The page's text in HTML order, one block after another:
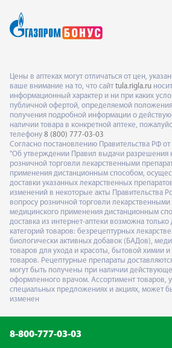
Цены в аптеках могут отличаться от цен,
ваше внимание на то, что сайт tula.rigla.ru
информационный характер и ни при каких
публичной офертой, определяемой
получения подробной информации о
наличии товара в конкретной аптеке,
телефону 8 (800) 777-03-03
Согласно постановлению Правительства РФ
"Об утверждении Правил выдачи разрешения
розничной торговли лекарственными
применения дистанционным способом,
доставки указанных лекарственных
изменений в некоторые акты Правительства
вопросу розничной торговли лекарственными
медицинского применения дистанционным
доставка из интернет-аптеки возможна
категорий товаров: безрецептурных
биологически активных добавок (БАДов),
товаров для ухода и красоты, бытовой химии
товаров. Рецептурные препараты
могут быть получены при наличии
оформленного врачом. Ассортимент товаров,
специальных предложениях и акциях, может
изменен
8-800-777-03-03